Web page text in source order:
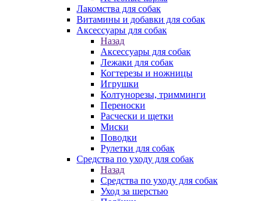
Лакомства для собак
Витамины и добавки для собак
Аксессуары для собак
Назад
Аксессуары для собак
Лежаки для собак
Когтерезы и ножницы
Игрушки
Колтунорезы, тримминги
Переноски
Расчески и щетки
Миски
Поводки
Рулетки для собак
Средства по уходу для собак
Назад
Средства по уходу для собак
Уход за шерстью